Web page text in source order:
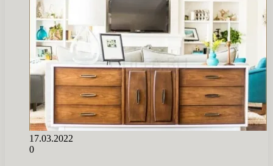
17.03.2022
0